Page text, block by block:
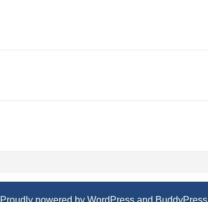
Proudly powered by WordPressand BuddyPress.